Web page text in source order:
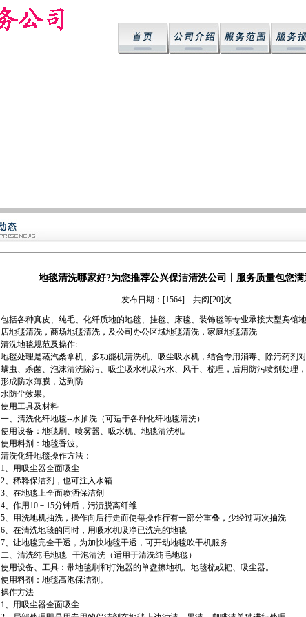
地毯清洗哪家好?为您推荐公兴保洁清洗公司丨服务质量包您满
发布日期：[1564] 共阅[20]次
包括各种真皮、纯毛、化纤质地的地毯、挂毯、床毯、装饰毯等专业承接大型宾馆
店地毯清洗，商场地毯清洗，及公司办公区域地毯清洗，家庭地毯清洗
清洗地毯规范及操作:
地毯处理是蒸汽桑拿机、多功能机清洗机、吸尘吸水机，结合专用消毒、除污药剂
螨虫、杀菌、泡沫清洗除污、吸尘吸水机吸污水、风干、梳理，后用防污喷剂处理
形成防水薄膜，达到防
水防尘效果。
使用工具及材料
一、清洗化纤地毯--水抽洗（可适于各种化纤地毯清洗）
使用设备：地毯刷、喷雾器、吸水机、地毯清洗机。
使用料剂：地毯香波。
清洗化纤地毯操作方法：
1、用吸尘器全面吸尘
2、稀释保洁剂，也可注入水箱
3、在地毯上全面喷洒保洁剂
4、作用10－15分钟后，污渍脱离纤维
5、用洗地机抽洗，操作向后行走而使每操作行有一部分重叠，少经过两次抽洗
6、在清洗地毯的同时，用吸水机吸净已洗完的地毯
7、让地毯完全干透，为加快地毯干透，可开动地毯吹干机服务
二、清洗纯毛地毯--干泡清洗（适用于清洗纯毛地毯）
使用设备、工具：带地毯刷和打泡器的单盘擦地机、地毯梳或耙、吸尘器。
使用料剂：地毯高泡保洁剂。
操作方法
1、用吸尘器全面吸尘